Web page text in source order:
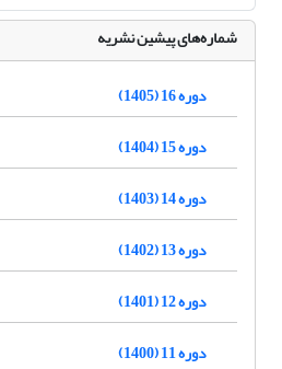
شماره‌های پیشین نشریه
دوره 16 (1405)
دوره 15 (1404)
دوره 14 (1403)
دوره 13 (1402)
دوره 12 (1401)
دوره 11 (1400)